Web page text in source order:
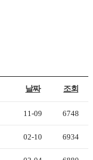
날짜 조회
11-09 6748
02-10 6934